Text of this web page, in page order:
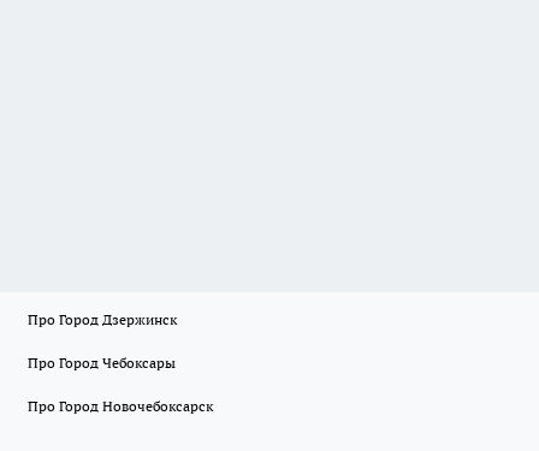
Про Город Дзержинск
Про Город Чебоксары
Про Город Новочебоксарск